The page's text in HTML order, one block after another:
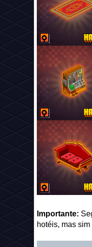
Importante:
hotéis, mas